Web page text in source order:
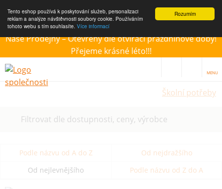
Rozumím
Tento eshop používá k poskytování služeb, personalizaci
reklam a analýze návštěvnosti soubory cookie. Používáním
tohoto webu s tím souhlasíte. Více informací
Naše Prodejny – Otevřeny dle otvírací prázdninové doby!
Přejeme krásné léto!!!
MENU
Školní potřeby
Filtrovat dle dostupnosti, ceny, výrobce
Podle názvu od A do Z
Od nejdražšího
Od nejlevnějšího
Podle názvu od Z do A